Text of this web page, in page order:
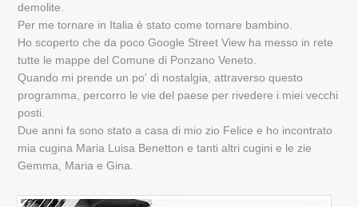
demolite.
Per me tornare in Italia è stato come tornare bambino.
Ho scoperto che da poco Google Street View ha messo in rete
tutte le mappe del Comune di Ponzano Veneto.
Quando mi prende un po' di nostalgia, attraverso questo
programma, percorro le vie del paese per rivedere i miei vecchi
posti.
Due anni fa sono stato a casa di mio zio Felice e ho incontrato
mia cugina Maria Luisa Benetton e tanti altri cugini e le zie
Gemma, Maria e Gina.